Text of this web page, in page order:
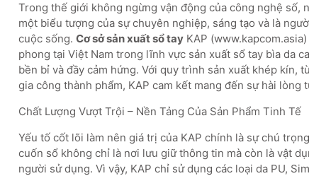
Trong thế giới không ngừng vận động của công nghệ số,
một biểu tượng của sự chuyên nghiệp, sáng tạo và là
cuộc sống. Cơ sở sản xuất sổ tayKAP
phong tại Việt Nam trong lĩnh vực sản xuất sổ tay bìa da
bền bỉ và đầy cảm hứng. Với quy trình sản xuất khép kín,
gia công thành phẩm, KAP cam kết mang đến sự hài lòng
Chất Lượng Vượt Trội – Nền Tảng Của Sản Phẩm Tinh Tế
Yếu tố cốt lõi làm nên giá trị của KAP chính là sự chú
cuốn sổ không chỉ là nơi lưu giữ thông tin mà còn là vật
người sử dụng. Vì vậy, KAP chỉ sử dụng các loại da PU,